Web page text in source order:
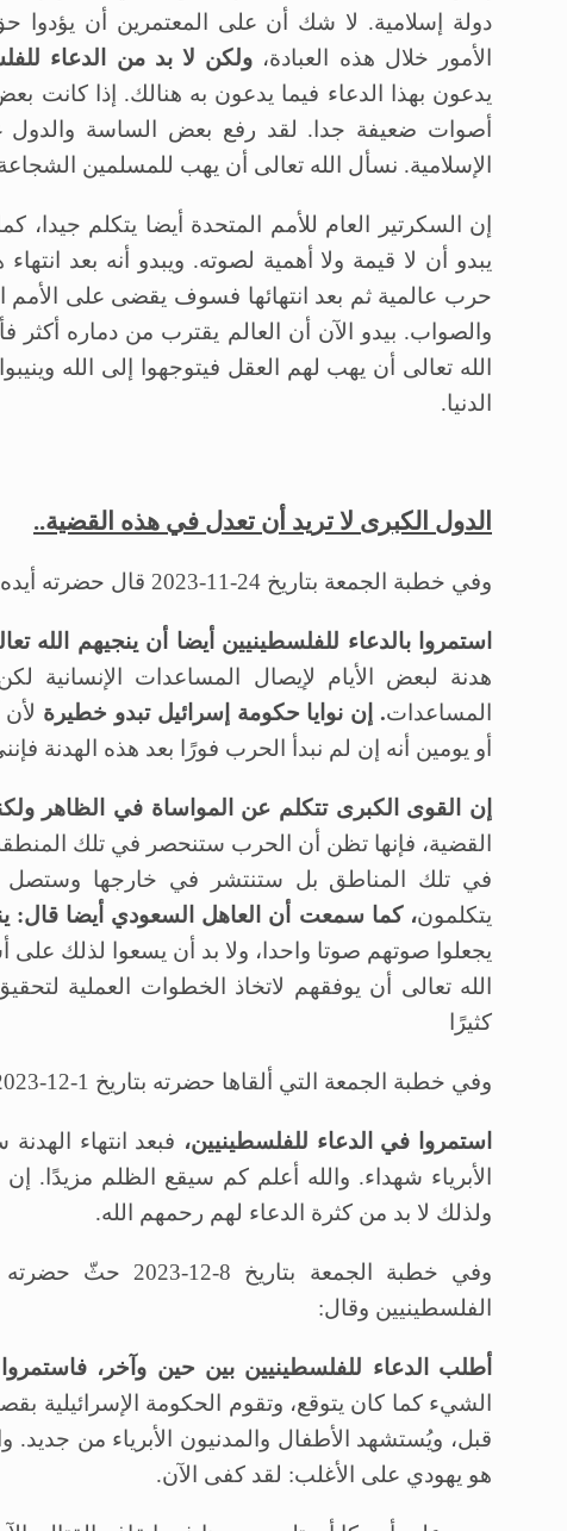
دولة إسلامية. لا شك أن على المعتمرين أن يؤدوا
الأمور خلال هذه العبادة، ولكن لا بد من الدعاء
يدعون بهذا الدعاء فيما يدعون به هنالك. إذا كانت
أصوات ضعيفة جدا. لقد رفع بعض الساسة والدول
الإسلامية. نسأل الله تعالى أن يهب للمسلمين
إن السكرتير العام للأمم المتحدة أيضا يتكلم
يبدو أن لا قيمة ولا أهمية لصوته. ويبدو أنه بعد
حرب عالمية ثم بعد انتهائها فسوف يقضى على الأمم
والصواب. بيدو الآن أن العالم يقترب من دماره أكثر
الله تعالى أن يهب لهم العقل فيتوجهوا إلى الله
الدنيا.
الدول الكبرى لا تريد أن تعدل في هذه القضية..
وفي خطبة الجمعة بتاريخ 24-11-2023 قال حضرته أيده الله:
استمروا بالدعاء للفلسطينيين أيضا أن ينجيهم الله
هدنة لبعض الأيام لإيصال المساعدات
المساعدات. إن نوايا حكومة إسرائيل تبدو خطيرة
أو يومين أنه إن لم نبدأ الحرب فورًا بعد هذه
إن القوى الكبرى تتكلم عن المواساة في الظاهر
القضية، فإنها تظن أن الحرب ستنحصر في تلك
في تلك المناطق بل ستنتشر في خارجها وستصل
يتكلمون، كما سمعت أن العاهل السعودي أيضا
يجعلوا صوتهم صوتا واحدا، ولا بد أن يسعوا لذلك
الله تعالى أن يوفقهم لاتخاذ الخطوات العملية
كثيرًا
وفي خطبة الجمعة التي ألقاها حضرته بتاريخ 1-12-2023 قال حضرته:
استمروا في الدعاء للفلسطينيين، فبعد انتهاء
الأبرياء شهداء. والله أعلم كم سيقع الظلم مزيدًا.
ولذلك لا بد من كثرة الدعاء لهم رحمهم الله.
وفي خطبة الجمعة
الفلسطينيين وقال:
أطلب الدعاء للفلسطينيين بين حين وآخر،
الشيء كما كان يتوقع، وتقوم الحكومة
قبل، ويُستشهد الأطفال والمدنيون الأبرياء من
هو يهودي على الأغلب: لقد كفى الآن.